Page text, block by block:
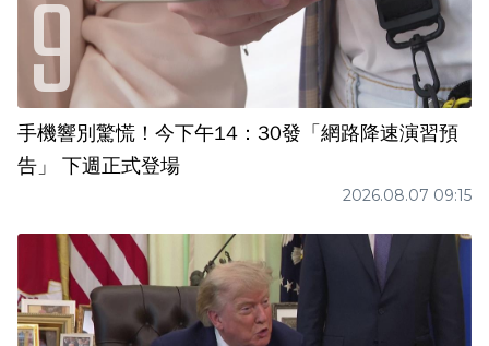
手機響別驚慌！今下午14：30發「網路降速演習預
告」 下週正式登場
2026.08.07 09:15